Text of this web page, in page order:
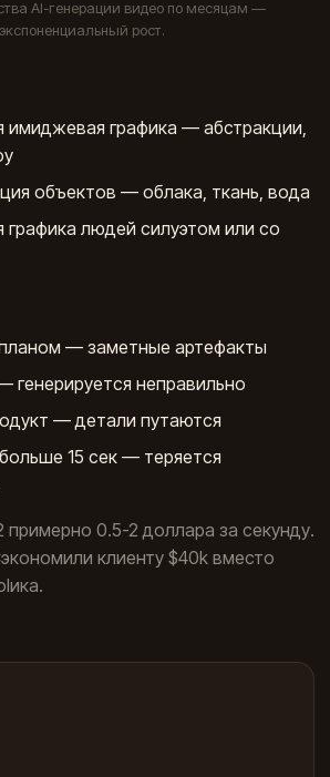
AI-генерации видео по месяцам —
экспоненциальный рост.
имиджевая графика — абстракции,
объектов — облака, ткань, вода
графика людей силуэтом или со
— заметные артефакты
генерируется неправильно
— детали путаются
15 сек — теряется
примерно 0.5-2 доллара за секунду.
клиенту $40k вместо